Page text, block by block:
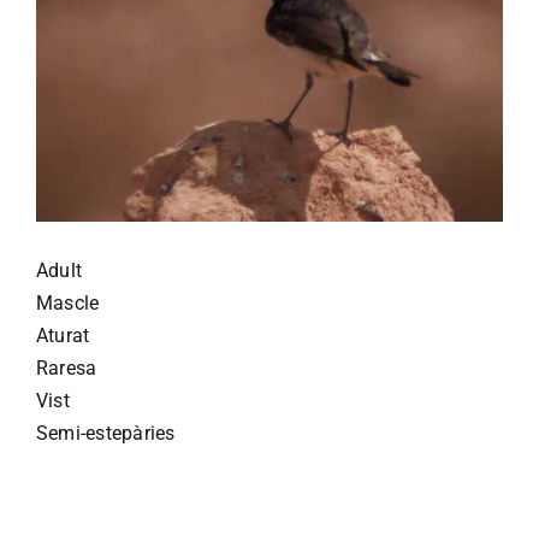
Adult
Mascle
Aturat
Raresa
Vist
Semi-estepàries